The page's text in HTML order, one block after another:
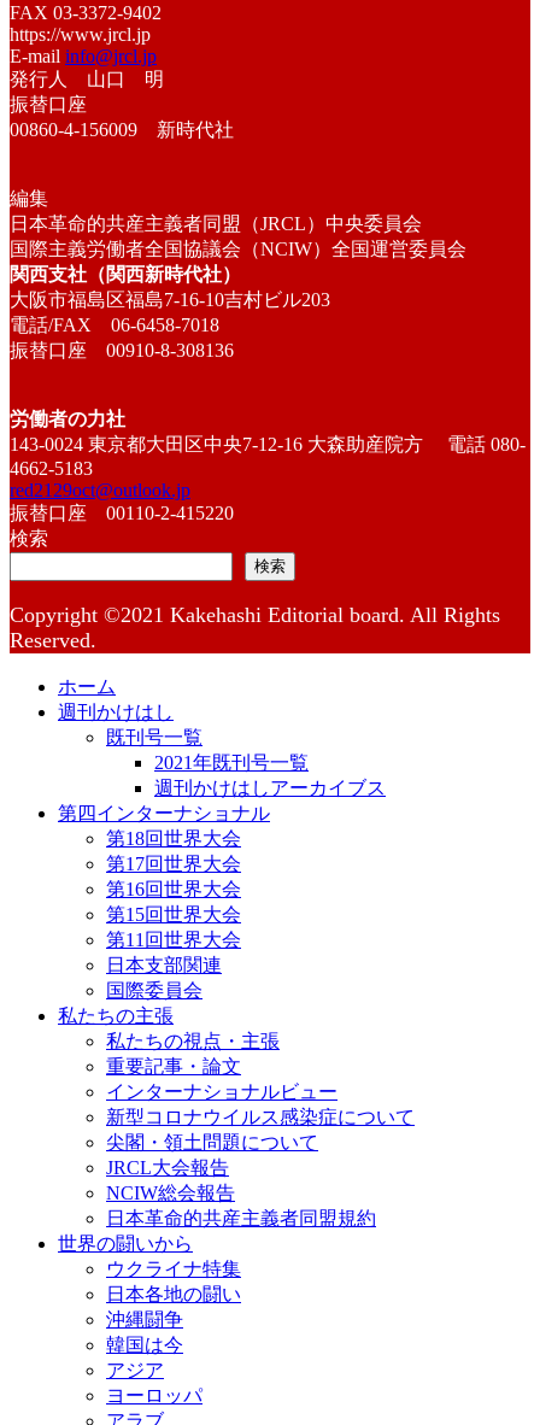
FAX 03-3372-9402
https://www.jrcl.jp
E-mail info@jrcl.jp
発行人 山口 明
振替口座
00860-4-156009 新時代社
編集
日本革命的共産主義者同盟（JRCL）中央委員会
国際主義労働者全国協議会（NCIW）全国運営委員会
関西支社（関西新時代社）
大阪市福島区福島7-16-10吉村ビル203
電話/FAX 06-6458-7018
振替口座 00910-8-308136
労働者の力社
143-0024 東京都大田区中央7-12-16 大森助産院方 電話 080-
4662-5183
red2129oct@outlook.jp
振替口座 00110-2-415220
検索
検索
Copyright ©2021 Kakehashi Editorial board. All Rights
Reserved.
ホーム
週刊かけはし
既刊号一覧
2021年既刊号一覧
週刊かけはしアーカイブス
第四インターナショナル
第18回世界大会
第17回世界大会
第16回世界大会
第15回世界大会
第11回世界大会
日本支部関連
国際委員会
私たちの主張
私たちの視点・主張
重要記事・論文
インターナショナルビュー
新型コロナウイルス感染症について
尖閣・領土問題について
JRCL大会報告
NCIW総会報告
日本革命的共産主義者同盟規約
世界の闘いから
ウクライナ特集
日本各地の闘い
沖縄闘争
韓国は今
アジア
ヨーロッパ
アラブ